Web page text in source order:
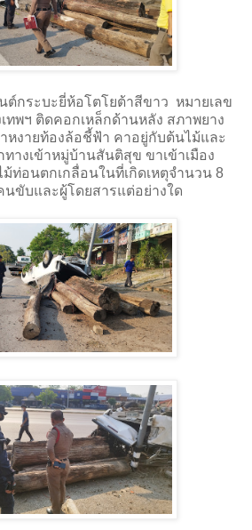
ระบะยี่ห้อโตโยต้าสีขาว หมายเลข
ทพฯ ติดคอกเหล็กด้านหลัง สภาพยาง
หงายท้องล้อชี้ฟ้า คาอยู่กับต้นไม้และ
างเข้าหมู่บ้านสันติสุข ขาเข้าเมือง
ท่อนตกเกลื่อนในที่เกิดเหตุจำนวน 8
ขับและผู้โดยสารแต่อย่างใด